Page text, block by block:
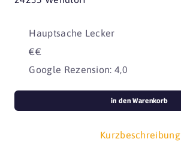
Hauptsache Lecker
€€
Google Rezension: 4,0
Kurzbeschreibung
in den Warenkorb